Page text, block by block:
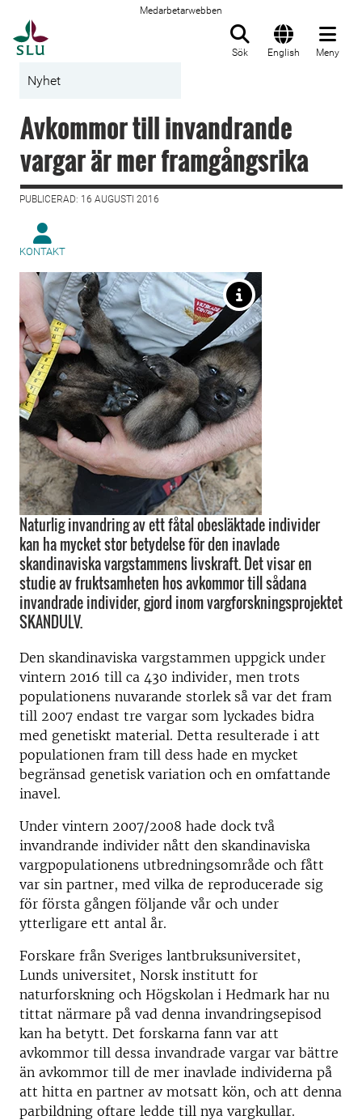
Medarbetarwebben
Sök English Meny
Nyhet
Avkommor till invandrande
vargar är mer framgångsrika
PUBLICERAD: 16 AUGUSTI 2016
KONTAKT
Naturlig invandring av ett fåtal obesläktade individer
kan ha mycket stor betydelse för den inavlade
skandinaviska vargstammens livskraft. Det visar en
studie av fruktsamheten hos avkommor till sådana
invandrade individer, gjord inom vargforskningsprojektet
SKANDULV.
Den skandinaviska vargstammen uppgick under
vintern 2016 till ca 430 individer, men trots
populationens nuvarande storlek så var det fram
till 2007 endast tre vargar som lyckades bidra
med genetiskt material. Detta resulterade i att
populationen fram till dess hade en mycket
begränsad genetisk variation och en omfattande
inavel.
Under vintern 2007/2008 hade dock två
invandrande individer nått den skandinaviska
vargpopulationens utbredningsområde och fått
var sin partner, med vilka de reproducerade sig
för första gången följande vår och under
ytterligare ett antal år.
Forskare från Sveriges lantbruksuniversitet,
Lunds universitet, Norsk institutt for
naturforskning och Högskolan i Hedmark har nu
tittat närmare på vad denna invandringsepisod
kan ha betytt. Det forskarna fann var att
avkommor till dessa invandrade vargar var bättre
än avkommor till de mer inavlade individerna på
att hitta en partner av motsatt kön, och att denna
parbildning oftare ledde till nya vargkullar.